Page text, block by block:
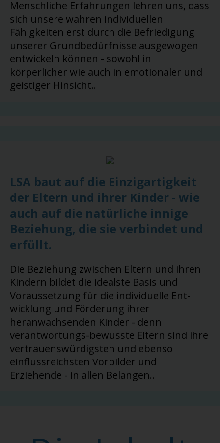
Menschliche Erfahrungen lehren uns, dass
sich unsere wahren individuellen
Fähigkeiten erst durch die Befriedigung
unserer Grundbedürfnisse ausgewogen
entwickeln können - sowohl in
körperlicher wie auch in emotionaler und
geistiger Hinsicht..
LSA baut auf die Einzigartigkeit
der Eltern und ihrer Kinder - wie
auch auf die natürliche innige
Beziehung, die sie verbindet und
erfüllt.
Die Beziehung zwischen Eltern und ihren
Kindern bildet die idealste Basis und
Voraussetzung für die individuelle Ent-
wicklung und Förderung ihrer
heranwachsenden Kinder - denn
verantwortungs-bewusste Eltern sind ihre
vertrauenswürdigsten und ebenso
einflussreichsten Vorbilder und
Erziehende - in allen Belangen..